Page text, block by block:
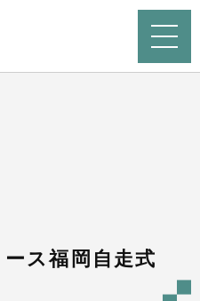
ス福岡自走式